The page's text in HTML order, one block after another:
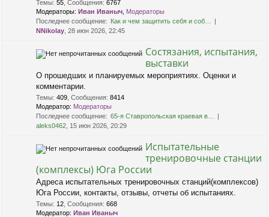
Темы: 55 Сообщения: 6767
Модераторы: Иван Иваныч Модераторы
Последнее сообщение: Как и чем защитить себя и соб…
NNikolay , 28 июн 2026, 22:45
Состязания, испытания,
выставки
О прошедших и планируемых мероприятиях. Оценки и
комментарии.
Темы: 409 Сообщения: 8414
Модератор: Модераторы
Последнее сообщение: 65-я Ставропольская краевая в…
aleks0462 , 15 июн 2026, 20:29
Испытательные
тренировочные станции
(комплексы) Юга России
Адреса испытательных тренировочных станций(комплексов)
Юга России, контакты, отзывы, отчеты об испытаниях.
Темы: 12 Сообщения: 668
Модератор: Иван Иваныч